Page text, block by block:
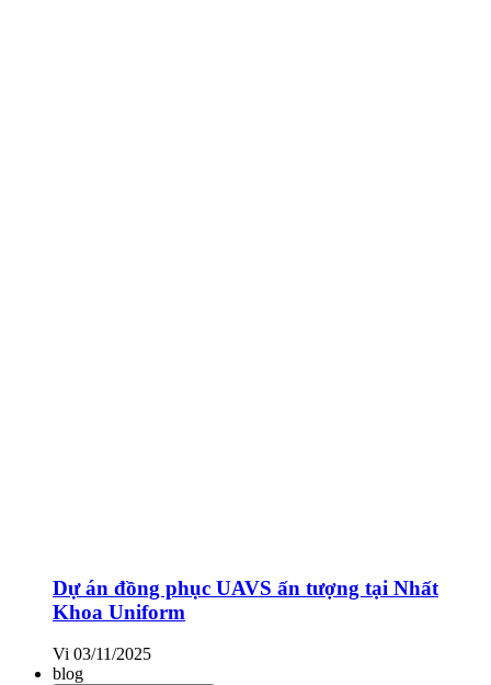
Dự án đồng phục UAVS ấn tượng tại Nhất
Khoa Uniform
Vi 03/11/2025
blog